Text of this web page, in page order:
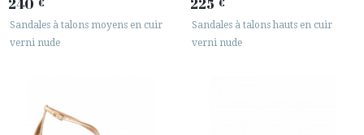
240 €
Sandales à talons moyens en cuir
verni nude
225 €
Sandales à talons hauts en cuir
verni nude